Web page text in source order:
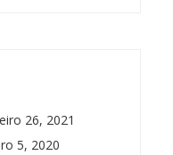
26, 2021
5, 2020